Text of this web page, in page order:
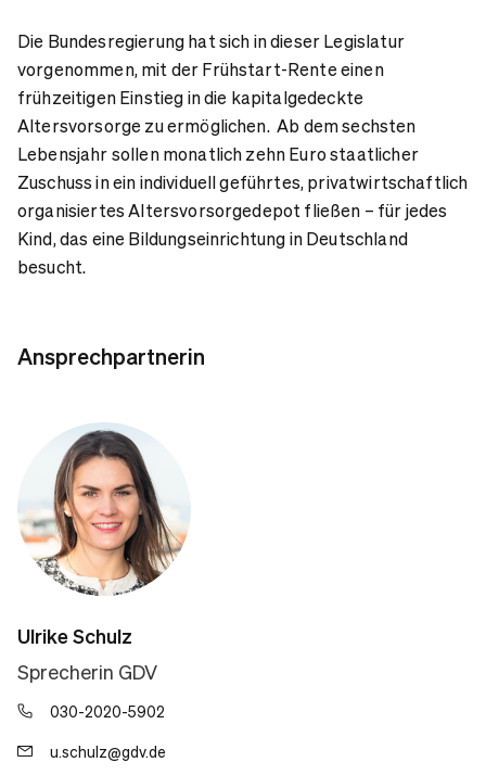
Die Bundesregierung hat sich in dieser Legislatur
vorgenommen, mit der Frühstart-Rente einen
frühzeitigen Einstieg in die kapitalgedeckte
Altersvorsorge zu ermöglichen. Ab dem sechsten
Lebensjahr sollen monatlich zehn Euro staatlicher
Zuschuss in ein individuell geführtes, privatwirtschaftlich
organisiertes Altersvorsorgedepot fließen – für jedes
Kind, das eine Bildungseinrichtung in Deutschland
besucht.
Ansprechpartnerin
Ulrike Schulz
Sprecherin GDV
030-2020-5902
u.schulz@gdv.de